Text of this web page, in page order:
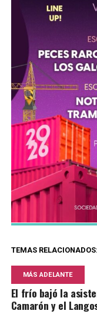
TEMAS RELACIONADOS:
MÁS ADELANTE
El frío bajó la
Camarón y el